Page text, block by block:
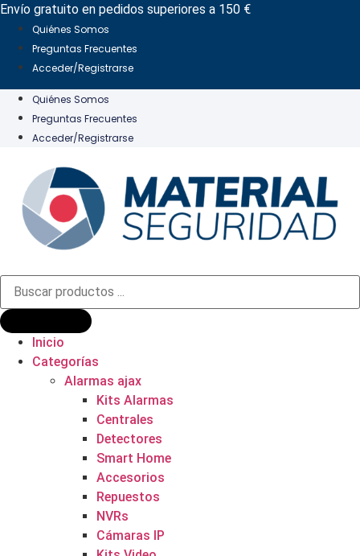
Ir
contenido
Envío gratuito en pedidos superiores a 150 €
Quiénes Somos
Preguntas Frecuentes
Acceder/Registrarse
Quiénes Somos
Preguntas Frecuentes
Acceder/Registrarse
Búsqueda
productos
Inicio
Categorías
Alarmas ajax
Kits Alarmas
Centrales
Detectores
Smart Home
Accesorios
Repuestos
NVRs
Cámaras IP